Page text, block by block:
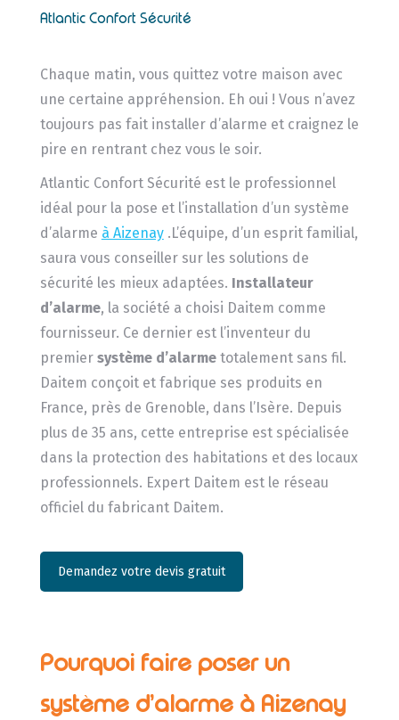
Atlantic Confort Sécurité
Chaque matin, vous quittez votre maison avec
une certaine appréhension. Eh oui ! Vous n’avez
toujours pas fait installer d’alarme et craignez le
pire en rentrant chez vous le soir.
Atlantic Confort Sécurité est le professionnel
idéal pour la pose et l’installation d’un système
d’alarme à Aizenay.L’équipe, d’un esprit familial,
saura vous conseiller sur les solutions de
sécurité les mieux adaptées. Installateur
d’alarme, la société a choisi Daitem comme
fournisseur. Ce dernier est l’inventeur du
premier système d’alarmetotalement sans fil.
Daitem conçoit et fabrique ses produits en
France, près de Grenoble, dans l’Isère. Depuis
plus de 35 ans, cette entreprise est spécialisée
dans la protection des habitations et des locaux
professionnels. Expert Daitem est le réseau
officiel du fabricant Daitem.
Demandez votre devis gratuit
Pourquoi faire poser un
système d’alarme à Aizenay